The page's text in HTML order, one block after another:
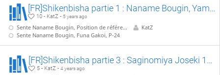
[FR]Shikenbisha partie 1 : Naname Bougin, Yamada Joseki
10 - KatZ - 5 years ago
Sente Naname Bougin, Position de référence
Sente Naname Bougin, Funa Gakoi, P-24
KatZ
[FR]Shikenbisha partie 3 : Saginomiya Joseki 1/2, VS S-43
5 - KatZ - 4 years ago